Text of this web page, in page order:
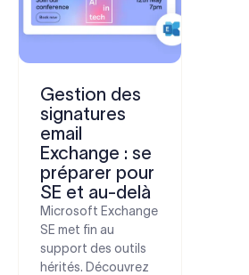
Gestion des
signatures
email
Exchange : se
préparer pour
SE et au-delà
Microsoft Exchange
SE met fin au
support des outils
hérités. Découvrez